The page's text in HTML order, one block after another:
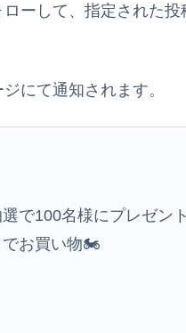
ーして、指定された
にて通知されます。
で100名様にプレゼン
でお買い物🏍